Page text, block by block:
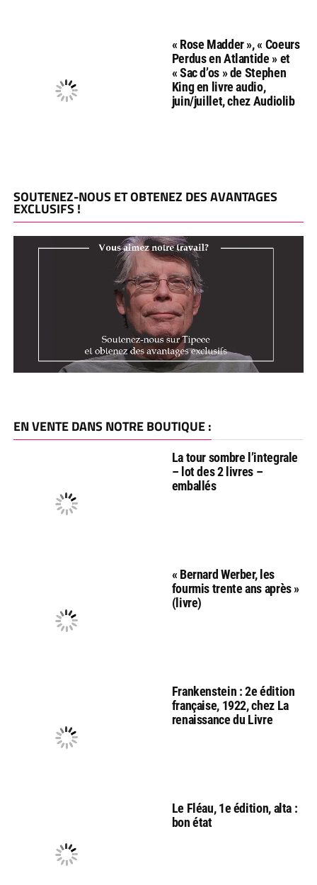
« Rose Madder », « Coeurs
Perdus en Atlantide » et
« Sac d’os » de Stephen
King en livre audio,
juin/juillet, chez Audiolib
SOUTENEZ-NOUS ET OBTENEZ DES AVANTAGES
EXCLUSIFS !
EN VENTE DANS NOTRE BOUTIQUE :
La tour sombre l’integrale
– lot des 2 livres –
emballés
« Bernard Werber, les
fourmis trente ans après »
(livre)
Frankenstein : 2e édition
française, 1922, chez La
renaissance du Livre
Le Fléau, 1e édition, alta :
bon état